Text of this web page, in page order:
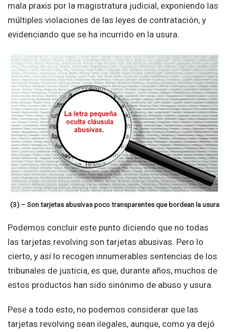
mala praxis por la magistratura judicial, exponiendo las
múltiples violaciones de las leyes de contratación, y
evidenciando que se ha incurrido en la usura.
(3) – Son tarjetas abusivas poco transparentes que bordean la usura
Podemos concluir este punto diciendo que no todas
las tarjetas revolving son tarjetas abusivas. Pero lo
cierto, y así lo recogen innumerables sentencias de los
tribunales de justicia, es que, durante años, muchos de
estos productos han sido sinónimo de abuso y usura.
Pese a todo esto, no podemos considerar que las
tarjetas revolving sean ilegales, aunque, como ya dejó